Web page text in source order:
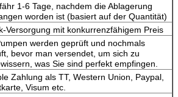
1-6 Tage, nachdem die Ablagerung
worden ist (basiert auf der Quantität)
Versorgung mit konkurrenzfähigem Preis
werden geprüft und nochmals
bevor man versendet, um sich zu
was Sie sind perfekt empfingen.
Zahlung als TT, Western Union, Paypal,
Visum etc.